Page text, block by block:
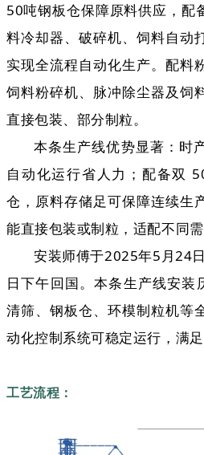
50吨钢板仓保障原料供应，配
料冷却器、破碎机、饲料自动
实现全流程自动化生产。配料
饲料粉碎机、脉冲除尘器及饲
直接包装、部分制粒。
本条生产线优势显著：时
自动化运行省人力；配备双
仓，原料存储足可保障连续生
能直接包装或制粒，适配不同需
安装师傅于2025年5月24
日下午回国。本条生产线安装
清筛、钢板仓、环模制粒机等
动化控制系统可稳定运行，满足
工艺流程：